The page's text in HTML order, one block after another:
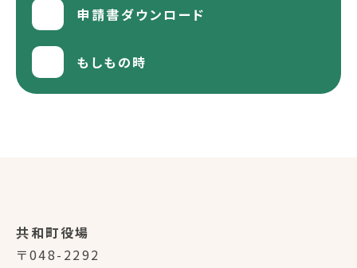
申請書ダウンロード
もしもの時
共和町役場
〒048-2292